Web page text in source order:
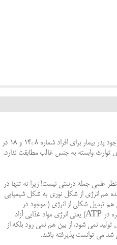
نكته: در سوال 179در گزينه 2 ، اگر صفت را وابسته به جنس غالب فرض كنيم ، اين فرض با وجود پدر بيمار براي افراد شماره 8 ،14 و 18 در
توارث وابسته به جنس غالب مطابقت ندارد.
از نظر علمي جمله درستي نيست! زيرا نه تنها در
هم انرژي از شكل نوري به شكل شيميايي
هم تبديل شكلي از انرژي ( موجود در
پيوندهاي شيميايي مواد غذايي) به شكل ديگري از همين نوع انرژي صورت مي گيرد( مثلا ذخيره در ATP) يعني انرژي مواد غذايي آزاد
نمي شود، از بين هم نمي رود بلكه از